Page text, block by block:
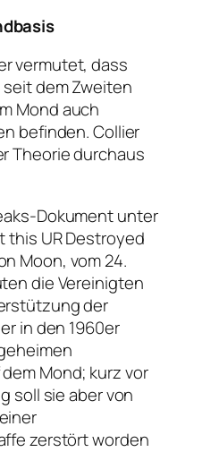
vermutet, dass
dem Zweiten
Mond auch
befinden. Collier
Theorie durchaus
Dokument unter
this UR Destroyed
Moon, vom 24.
die Vereinigten
der
in den 1960er
Mond; kurz vor
soll sie aber von
zerstört worden